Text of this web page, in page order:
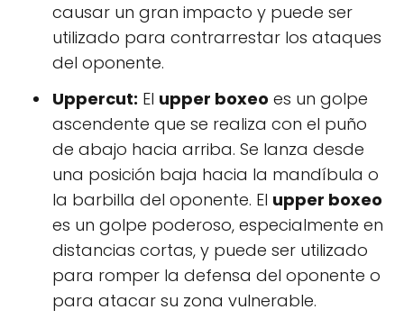
causar un gran impacto y puede ser
utilizado para contrarrestar los ataques
del oponente.
Uppercut: El upper boxeo es un golpe
ascendente que se realiza con el puño
de abajo hacia arriba. Se lanza desde
una posición baja hacia la mandíbula o
la barbilla del oponente. El upper boxeo
es un golpe poderoso, especialmente en
distancias cortas, y puede ser utilizado
para romper la defensa del oponente o
para atacar su zona vulnerable.